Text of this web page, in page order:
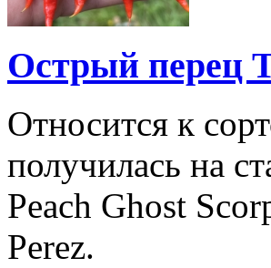
Острый перец
Относится к
получилась на
Peach Ghost
Perez.